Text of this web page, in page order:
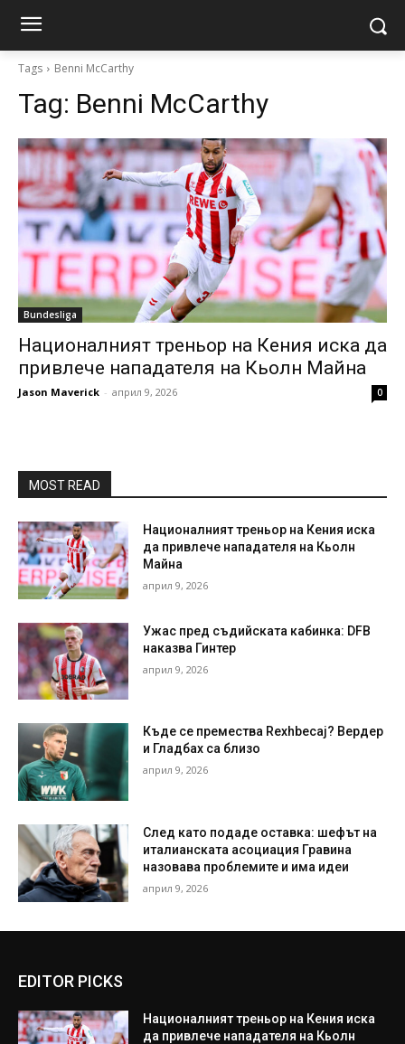
Tags Benni McCarthy
Tag: Benni McCarthy
Bundesliga
Националният треньор на Кения иска да
привлече нападателя на Кьолн Майна
Jason Maverick - април 9, 2026 0
MOST READ
Националният треньор на Кения иска
да привлече нападателя на Кьолн
Майна
април 9, 2026
Ужас пред съдийската кабинка: DFB
наказва Гинтер
април 9, 2026
Къде се премества Rexhbecaj? Вердер
и Гладбах са близо
април 9, 2026
След като подаде оставка: шефът на
италианската асоциация Гравина
назовава проблемите и има идеи
април 9, 2026
EDITOR PICKS
Националният треньор на Кения иска
да привлече нападателя на Кьолн